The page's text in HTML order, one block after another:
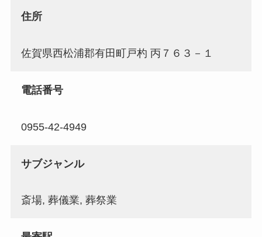
住所
佐賀県西松浦郡有田町戸杓 丙７６３－１
電話番号
0955-42-4949
サブジャンル
斎場, 葬儀業, 葬祭業